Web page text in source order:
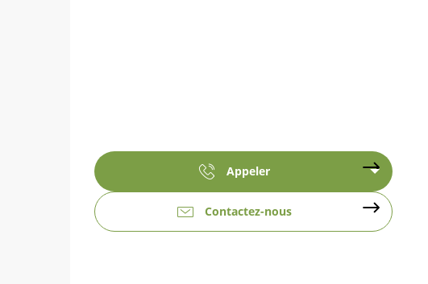
Appeler
Contactez-nous